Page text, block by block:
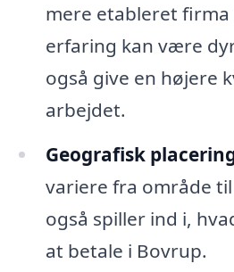
mere etableret
erfaring kan være
også give en højere
arbejdet.
Geografisk
variere fra område
også spiller ind i,
at betale i Bovrup.